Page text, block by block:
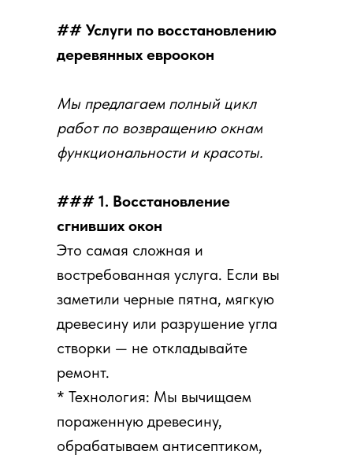
## Услуги по восстановлению
деревянных евроокон
Мы предлагаем полный цикл
работ по возвращению окнам
функциональности и красоты.
### 1. Восстановление
сгнивших окон
Это самая сложная и
востребованная услуга. Если вы
заметили черные пятна, мягкую
древесину или разрушение угла
створки — не откладывайте
ремонт.
* Технология: Мы вычищаем
пораженную древесину,
обрабатываем антисептиком,